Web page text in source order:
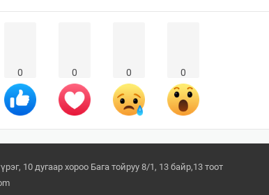
0 0 0 0
10 дугаар хороо Бага тойруу 8/1, 13 байр,13 тоот